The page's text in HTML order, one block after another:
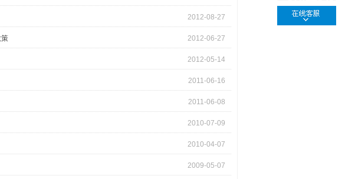
2012-08-27
2012-06-27
2012-05-14
2011-06-16
2011-06-08
2010-07-09
2010-04-07
2009-05-07